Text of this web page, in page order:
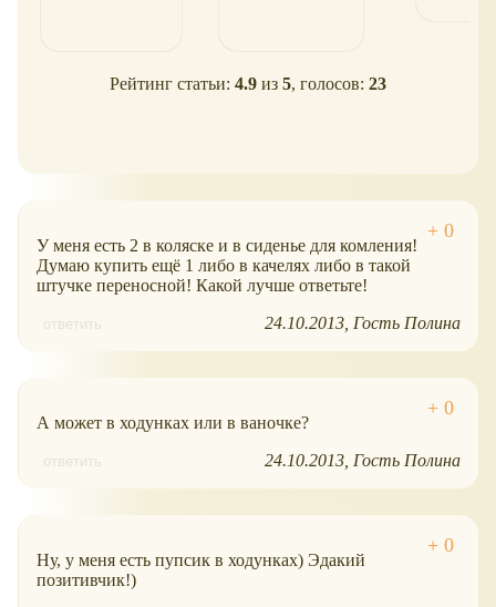
Рейтинг статьи: 4.9 из 5, голосов: 23
У меня есть 2 в коляске и в сиденье для комления!
Думаю купить ещё 1 либо в качелях либо в такой
штучке переносной! Какой лучше ответьте!
ответить 24.10.2013 Гость Полина
А может в ходунках или в ваночке?
ответить 24.10.2013 Гость Полина
Ну, у меня есть пупсик в ходунках) Эдакий
позитивчик!)